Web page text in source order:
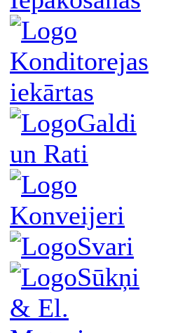
Konditorejas
iekārtas
Galdi
un Rati
Konveijeri
Svari
Sūkņi
& El.